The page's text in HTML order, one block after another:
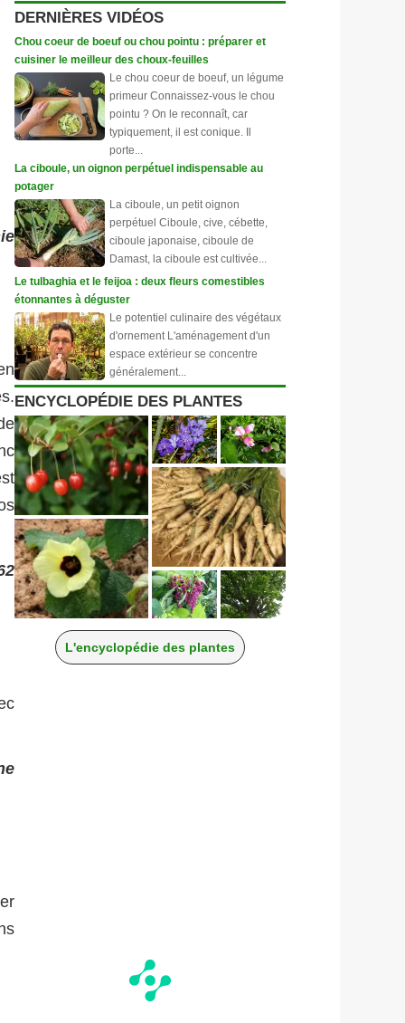
DERNIÈRES VIDÉOS
Chou coeur de boeuf ou chou pointu : préparer et
cuisiner le meilleur des choux-feuilles
Le chou coeur de boeuf, un légume
primeur Connaissez-vous le chou
pointu ? On le reconnaît, car
typiquement, il est conique. Il
porte...
La ciboule, un oignon perpétuel indispensable au
potager
La ciboule, un petit oignon
perpétuel Ciboule, cive, cébette,
ciboule japonaise, ciboule de
Damast, la ciboule est cultivée...
Le tulbaghia et le feijoa : deux fleurs comestibles
étonnantes à déguster
Le potentiel culinaire des végétaux
d'ornement L'aménagement d'un
espace extérieur se concentre
généralement...
ENCYCLOPÉDIE DES PLANTES
L'encyclopédie des plantes